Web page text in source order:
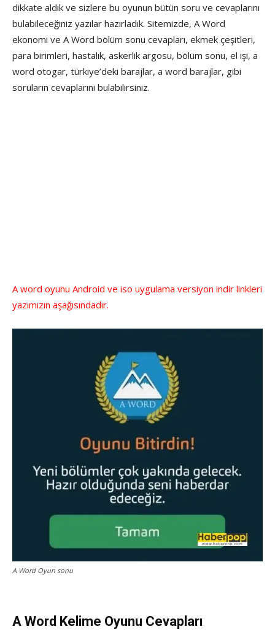
dikkate aldık ve sizlere bu oyunun bütün soru ve cevaplarını
bulabileceğiniz yazılar hazırladık. Sitemizde, A Word
ekonomi ve A Word bölüm sonu cevapları, ekmek çeşitleri,
para birimleri, hastalık, askerlik argosu, bölüm sonu, el işi, a
word otogar, türkiye’deki barajlar, a word barajlar, gibi
soruların cevaplarını bulabilirsiniz.
A word oyunu Android ve iso uygulama versiyon indir linkleri
yazımızın aşağısındadır.
A Word Oyun sonu
A Word Kelime Oyunu Cevapları